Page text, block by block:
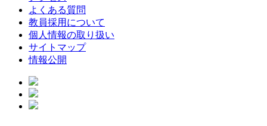
よくある質問
教員採用について
個人情報の取り扱い
サイトマップ
情報公開